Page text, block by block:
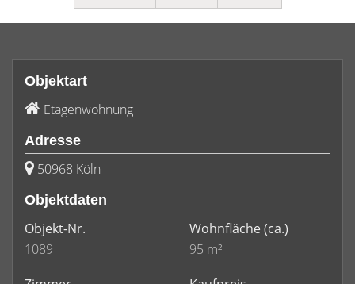
Objektart
Etagenwohnung
Adresse
50968 Köln
Objektdaten
Objekt-Nr.
1089
Wohnfläche (ca.)
95 m²